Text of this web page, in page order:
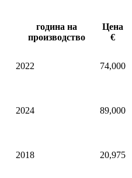
година на
производство
Цена
€
2022 74,000
2024 89,000
2018 20,975